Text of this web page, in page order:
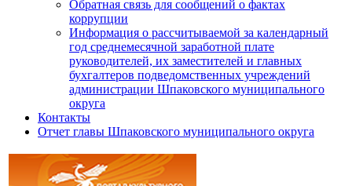
Обратная связь для сообщений о фактах
коррупции
Информация о рассчитываемой за календарный
год среднемесячной заработной плате
руководителей, их заместителей и главных
бухгалтеров подведомственных учреждений
администрации Шпаковского муниципального
округа
Контакты
Отчет главы Шпаковского муниципального округа